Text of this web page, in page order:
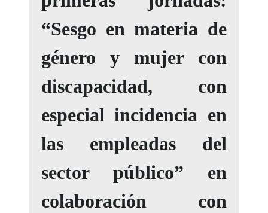
“Sesgo en materia de
género y mujer con
discapacidad, con
especial incidencia en
las empleadas del
sector público” en
colaboración con